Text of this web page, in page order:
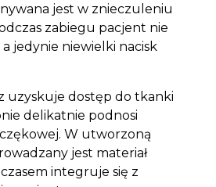
jest w znieczuleniu
zabiegu pacjent nie
jedynie niewielki nacisk
uzyskuje dostęp do tkanki
delikatnie podnosi
W utworzoną
jest materiał
integruje się z